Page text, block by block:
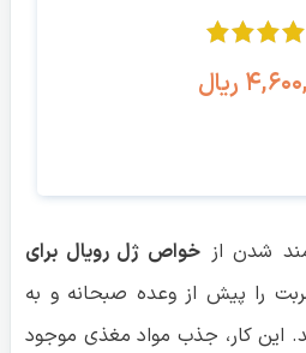
ریال
مند شدن ازخواص ژل رویال برای
را پیش از وعده صبحانه و به
این کار، جذب مواد مغذی موجود